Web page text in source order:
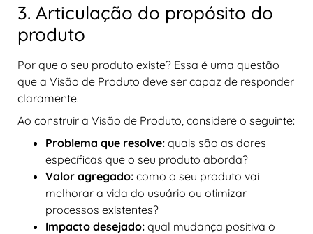
3. Articulação do propósito do
produto
Por que o seu produto existe? Essa é uma questão
que a Visão de Produto deve ser capaz de responder
claramente.
Ao construir a Visão de Produto, considere o seguinte:
Problema que resolve: quais são as dores
específicas que o seu produto aborda?
Valor agregado: como o seu produto vai
melhorar a vida do usuário ou otimizar
processos existentes?
Impacto desejado: qual mudança positiva o